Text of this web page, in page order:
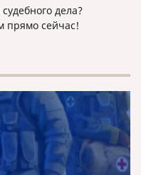
дела?
прямо сейчас!